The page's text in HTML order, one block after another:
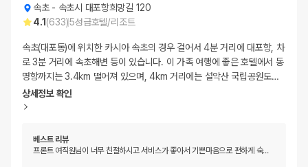
속초- 속초시 대포항희망길 120
4.1 (633)5성급호텔/리조트
속초(대포동)에 위치한 카시아 속초의 경우 걸어서 4분 거리에 대포항, 차
로 3분 거리에 속초해변 등이 있습니다. 이 가족 여행에 좋은 호텔에서 동
명항까지는 3.4km 떨어져 있으며, 4km 거리에는 설악산 국립공원도…
상세정보 확인
베스트 리뷰
프론트 여직원님이 너무 친절하시고 서비스가 좋아서 기쁜마음으로 편하게 숙…